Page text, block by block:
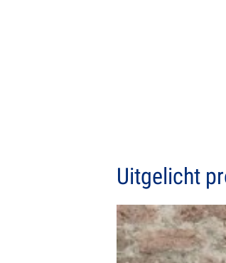
Uitgelicht